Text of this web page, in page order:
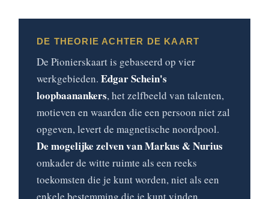
DE THEORIE ACHTER DE KAART
De Pionierskaart is gebaseerd op vier
werkgebieden. Edgar Schein's
loopbaanankers, het zelfbeeld van talenten,
motieven en waarden die een persoon niet zal
opgeven, levert de magnetische noordpool.
De mogelijke zelven van Markus & Nurius
omkader de witte ruimte als een reeks
toekomsten die je kunt worden, niet als een